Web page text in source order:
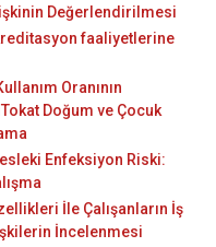
Değerlendirilmesi
faaliyetlerine
Oranının
Doğum ve Çocuk
Enfeksiyon Riski:
İle Çalışanların İş
İncelenmesi